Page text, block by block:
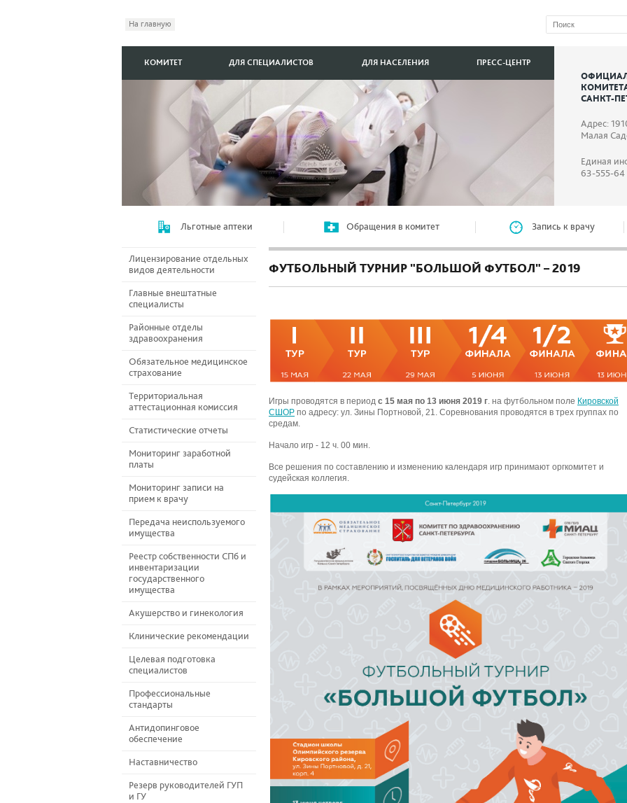
На главную
САНКТ-
Адрес:
Малая
Единая
63-555-64
КОМИТЕТ ДЛЯ СПЕЦИАЛИСТОВ ДЛЯ НАСЕЛЕНИЯ ПРЕСС-ЦЕНТР
Льготные аптеки Обращения в комитет Запись к врачу
Лицензирование отдельных
видов деятельности
Главные внештатные
специалисты
Районные отделы
здравоохранения
Обязательное медицинское
страхование
Территориальная
аттестационная комиссия
Статистические отчеты
Мониторинг заработной
платы
Мониторинг записи на
прием к врачу
Передача неиспользуемого
имущества
Реестр собственности СПб и
инвентаризации
государственного
имущества
Акушерство и гинекология
Клинические рекомендации
Целевая подготовка
специалистов
Профессиональные
стандарты
Антидопинговое
обеспечение
Наставничество
Резерв руководителей ГУП
и ГУ
ФУТБОЛЬНЫЙ ТУРНИР "БОЛЬШОЙ ФУТБОЛ" – 2019
Игры проводятся в период с 15 мая по 13 июня 2019 г. на футбольном поле Кировской
СШОР по адресу: ул. Зины Портновой, 21. Соревнования проводятся в трех группах по
средам.
Начало игр - 12 ч. 00 мин.
Все решения по составлению и изменению календаря игр принимают оргкомитет и
судейская коллегия.